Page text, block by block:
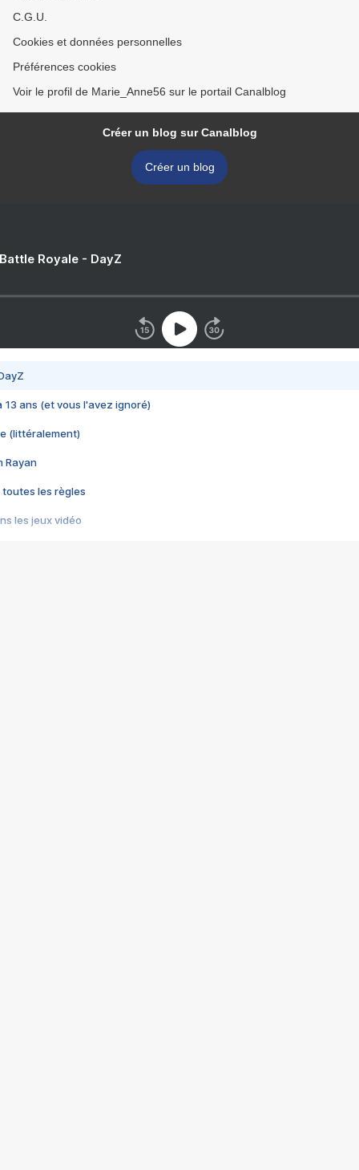
C.G.U.
Cookies et données personnelles
Préférences cookies
Voir le profil de Marie_Anne56 sur le portail Canalblog
Créer un blog sur Canalblog
Créer un blog
Royale - DayZ
13 ans (et vous l'avez ignoré)
(littéralement)
Rayan
toutes les règles
les jeux vidéo